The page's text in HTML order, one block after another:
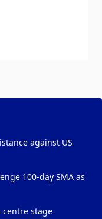
against US
100-day SMA as
centre stage